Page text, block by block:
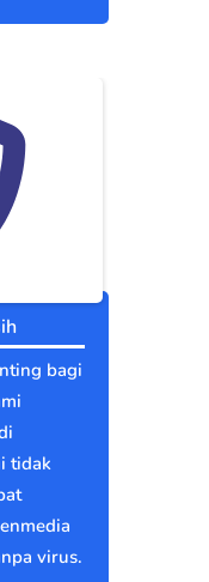
bagi
tidak
virus.